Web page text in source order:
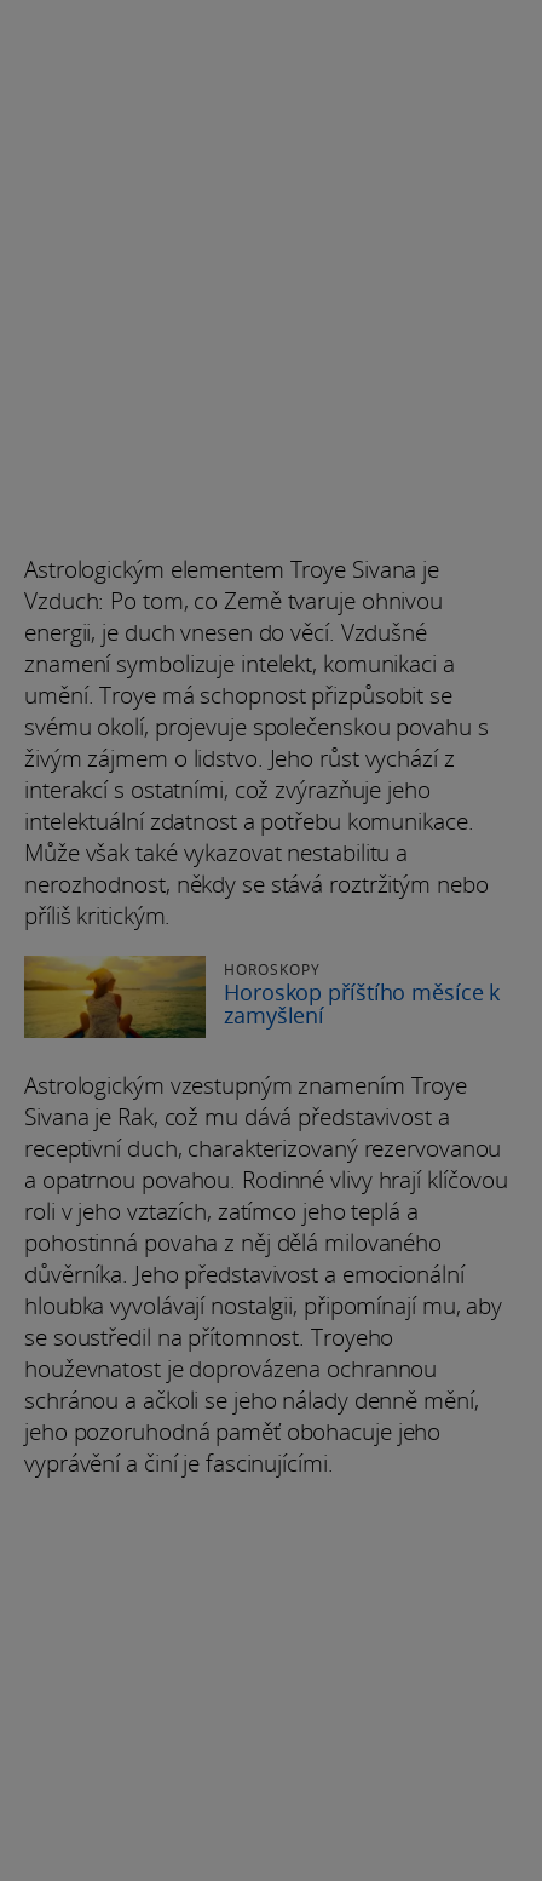
Astrologickým elementem Troye Sivana je
Vzduch: Po tom, co Země tvaruje ohnivou
energii, je duch vnesen do věcí. Vzdušné
znamení symbolizuje intelekt, komunikaci a
umění. Troye má schopnost přizpůsobit se
svému okolí, projevuje společenskou povahu s
živým zájmem o lidstvo. Jeho růst vychází z
interakcí s ostatními, což zvýrazňuje jeho
intelektuální zdatnost a potřebu komunikace.
Může však také vykazovat nestabilitu a
nerozhodnost, někdy se stává roztržitým nebo
příliš kritickým.
HOROSKOPY
Horoskop příštího měsíce k
zamyšlení
Astrologickým vzestupným znamením Troye
Sivana je Rak, což mu dává představivost a
receptivní duch, charakterizovaný rezervovanou
a opatrnou povahou. Rodinné vlivy hrají klíčovou
roli v jeho vztazích, zatímco jeho teplá a
pohostinná povaha z něj dělá milovaného
důvěrníka. Jeho představivost a emocionální
hloubka vyvolávají nostalgii, připomínají mu, aby
se soustředil na přítomnost. Troyeho
houževnatost je doprovázena ochrannou
schránou a ačkoli se jeho nálady denně mění,
jeho pozoruhodná paměť obohacuje jeho
vyprávění a činí je fascinujícími.